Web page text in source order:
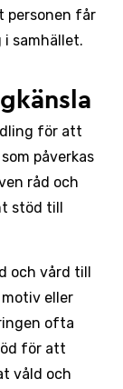
personen får
samhället.
för att
påverkas
råd och
stöd till
och vård till
eller
ofta
för att
våld och